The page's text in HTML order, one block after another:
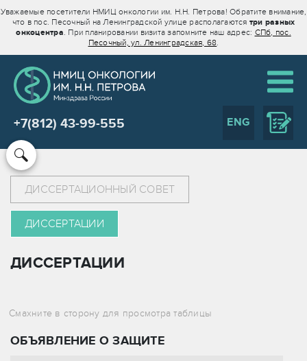
Уважаемые посетители НМИЦ онкологии им. Н.Н. Петрова! Обратите внимание,
что в пос. Песочный на Ленинградской улице располагаются три разных
онкоцентра. При планировании визита запомните наш адрес: СПб, пос.
Песочный, ул. Ленинградская, 68.
+7(812) 43-99-555 ENG
ДИССЕРТАЦИОННЫЙ СОВЕТ
ДИССЕРТАЦИИ
ДИССЕРТАЦИИ
ОБЪЯВЛЕНИЕ О ЗАЩИТЕ